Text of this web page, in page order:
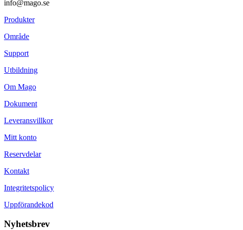
info@mago.se
Produkter
Område
Support
Utbildning
Om Mago
Dokument
Leveransvillkor
Mitt konto
Reservdelar
Kontakt
Integritetspolicy
Uppförandekod
Nyhetsbrev